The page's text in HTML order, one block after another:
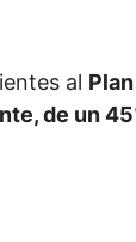
al
de un